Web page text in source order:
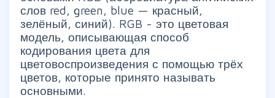
слов red, green, blue — красный,
зелёный, синий). RGB - это цветовая
модель, описывающая способ
кодирования цвета для
цветовоспроизведения с помощью трёх
цветов, которые принято называть
основными.